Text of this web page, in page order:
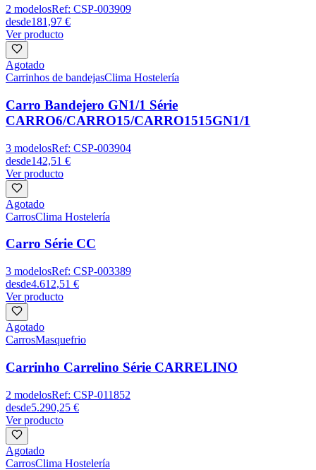
2 modelosRef: CSP-003909
desde181,97 €
Ver producto
Agotado
Carrinhos de bandejasClima Hostelería
Carro Bandejero GN1/1 Série
CARRO6/CARRO15/CARRO1515GN1/1
3 modelosRef: CSP-003904
desde142,51 €
Ver producto
Agotado
CarrosClima Hostelería
Carro Série CC
3 modelosRef: CSP-003389
desde4.612,51 €
Ver producto
Agotado
CarrosMasquefrio
Carrinho Carrelino Série CARRELINO
2 modelosRef: CSP-011852
desde5.290,25 €
Ver producto
Agotado
CarrosClima Hostelería